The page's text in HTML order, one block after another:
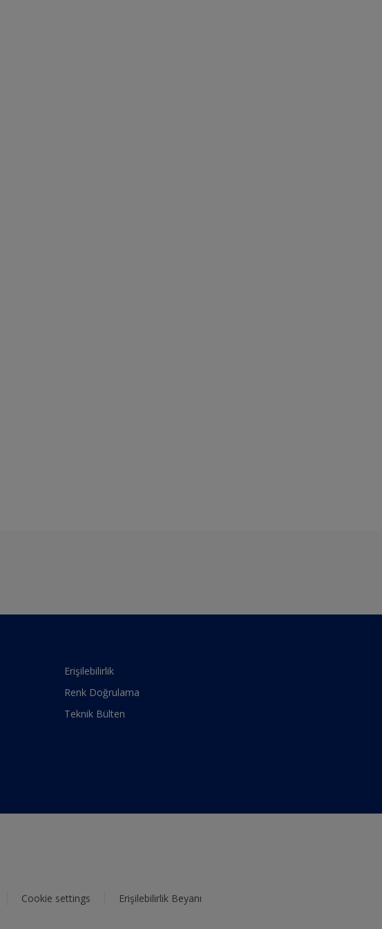
Erişilebilirlik
Renk Doğrulama
Teknik Bülten
Cookie settings Erişilebilirlik Beyanı